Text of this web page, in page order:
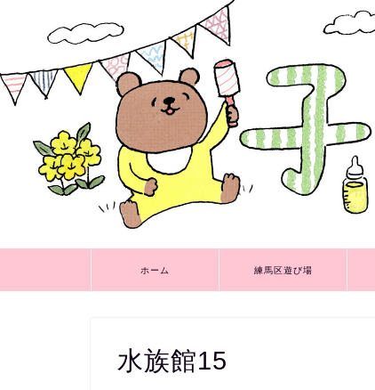
ホーム 練馬区遊び場
水族館15